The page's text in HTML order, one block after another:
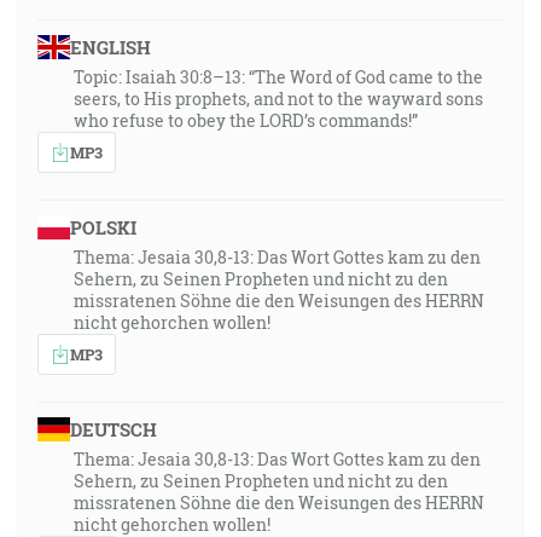
ENGLISH
Topic: Isaiah 30:8–13: “The Word of God came to the
seers, to His prophets, and not to the wayward sons
who refuse to obey the LORD’s commands!”
MP3
POLSKI
Thema: Jesaia 30,8-13: Das Wort Gottes kam zu den
Sehern, zu Seinen Propheten und nicht zu den
missratenen Söhne die den Weisungen des HERRN
nicht gehorchen wollen!
MP3
DEUTSCH
Thema: Jesaia 30,8-13: Das Wort Gottes kam zu den
Sehern, zu Seinen Propheten und nicht zu den
missratenen Söhne die den Weisungen des HERRN
nicht gehorchen wollen!